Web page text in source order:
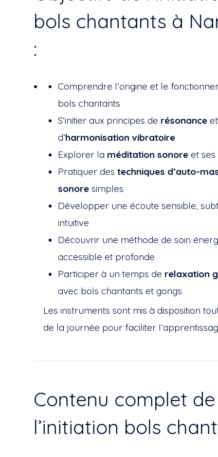
bols chantants à
:
Comprendre l’origine et le
bols chantants
S’initier aux principes de résonance et
d’harmonisation vibratoire
Explorer la méditation sonore et
Pratiquer destechniques d’auto-
sonore simples
Développer une écoute sensible,
intuitive
Découvrir une méthode de soin
accessible et profonde
Participer à un temps de relaxation
avec bols chantants et gongs
Les instruments sont mis à disposition
de la journée pour faciliter
Contenu complet de
l’initiation bols